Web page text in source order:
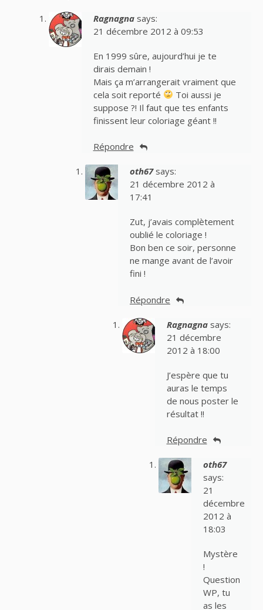
Ragnagna says:
21 décembre 2012 à 09:53
En 1999 sûre, aujourd’hui je te
dirais demain !
Mais ça m’arrangerait vraiment que
cela soit reporté
Toi aussi je
suppose ?! Il faut que tes enfants
finissent leur coloriage géant !!
Répondre
oth67 says:
21 décembre 2012 à
17:41
Zut, j’avais complètement
oublié le coloriage !
Bon ben ce soir, personne
ne mange avant de l’avoir
fini !
Répondre
Ragnagna says:
21 décembre
2012 à 18:00
J’espère que tu
auras le temps
de nous poster le
résultat !!
Répondre
oth67
says:
21
décembre
2012 à
18:03
Mystère
!
Question
WP, tu
as les